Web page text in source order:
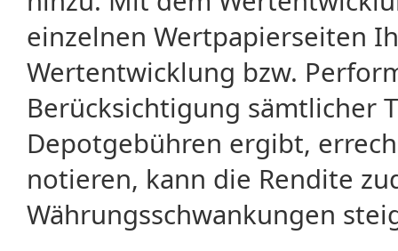
einzelnen Wertpapierseiten
Wertentwicklung bzw.
Berücksichtigung sämtlicher
Depotgebühren ergibt,
notieren, kann die Rendite
Währungsschwankungen